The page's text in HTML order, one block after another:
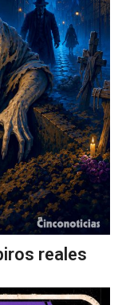
reales